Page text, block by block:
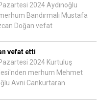
2024 Aydınoğlu
Bandırmalı Mustafa
Doğan vefat
vefat etti
2024 Kurtuluş
merhum Mehmet
Avni Cankurtaran